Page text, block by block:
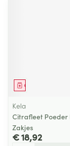
Geneesmiddel
Kela
Citrafleet Poeder
Zakjes
€ 18,92